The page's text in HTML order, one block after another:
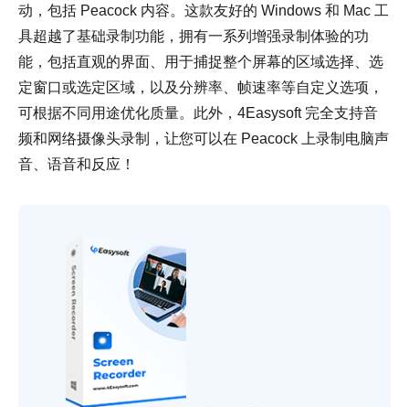
动，包括 Peacock 内容。这款友好的 Windows 和 Mac 工
具超越了基础录制功能，拥有一系列增强录制体验的功
能，包括直观的界面、用于捕捉整个屏幕的区域选择、选
定窗口或选定区域，以及分辨率、帧速率等自定义选项，
可根据不同用途优化质量。此外，4Easysoft 完全支持音
频和网络摄像头录制，让您可以在 Peacock 上录制电脑声
音、语音和反应！